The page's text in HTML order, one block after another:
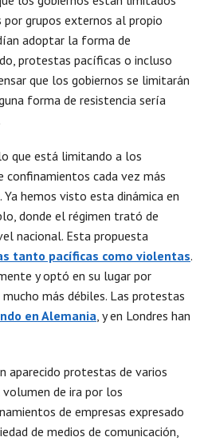
por grupos externos al propio
adoptar la forma de
protestas pacíficas o incluso
que los gobiernos se limitarán
forma de resistencia sería
que está limitando a los
confinamientos cada vez más
hemos visto esta dinámica en
donde el régimen trató de
nacional. Esta propuesta
tanto pacíficas como violentas.
y optó en su lugar por
más débiles. Las protestas
en Alemania, y en Londres han
aparecido protestas de varios
de ira por los
de empresas expresado
de medios de comunicación,